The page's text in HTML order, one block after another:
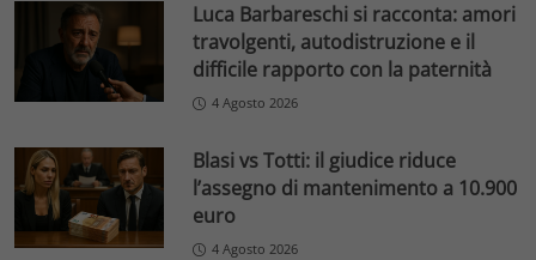
Luca Barbareschi si racconta: amori
travolgenti, autodistruzione e il
difficile rapporto con la paternità
4 Agosto 2026
Blasi vs Totti: il giudice riduce
l’assegno di mantenimento a 10.900
euro
4 Agosto 2026